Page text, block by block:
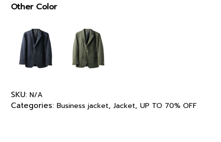
Other Color
SKU: N/A
Categories: Business jacket, Jacket, UP TO 70% OFF